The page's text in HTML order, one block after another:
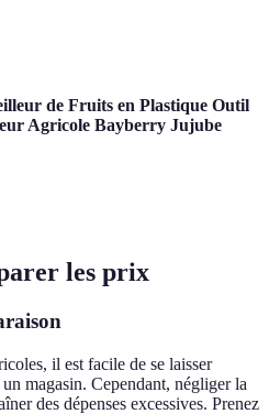
de Fruits en Plastique Outil
Agricole Bayberry Jujube
les prix
il est facile de se laisser
magasin. Cependant, négliger la
des dépenses excessives. Prenez